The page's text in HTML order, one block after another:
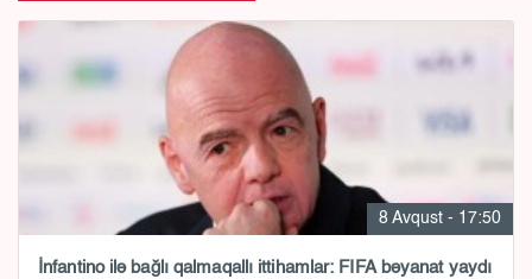
8 Avqust - 17:50
İnfantino ilə bağlı qalmaqallı ittihamlar: FIFA bəyanat yaydı